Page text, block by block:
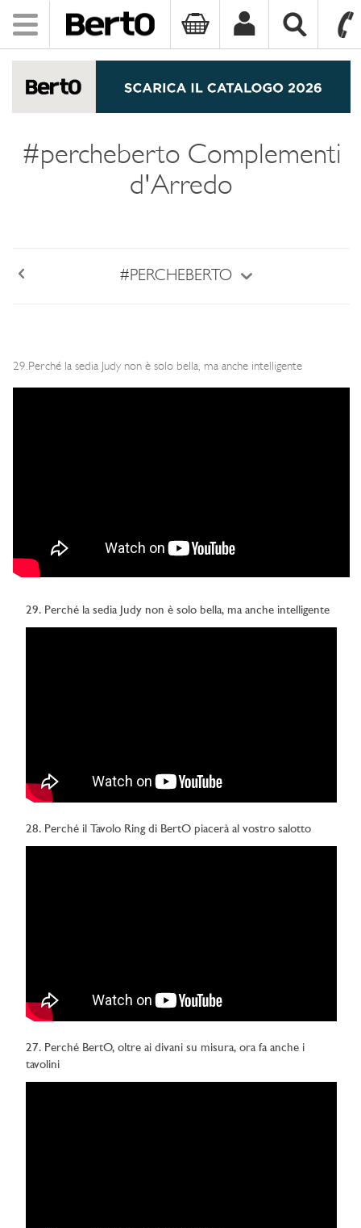
Toggle
navigation
#percheberto Complementi
d'Arredo
#PERCHEBERTO
29.Perché la sedia Judy non è solo bella, ma anche intelligente
29. Perché la sedia Judy non è solo bella, ma anche intelligente
28. Perché il Tavolo Ring di BertO piacerà al vostro salotto
27. Perché BertO, oltre ai divani su misura, ora fa anche i
tavolini